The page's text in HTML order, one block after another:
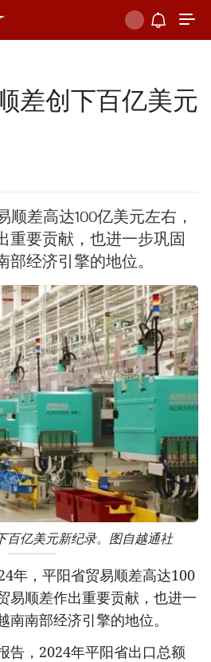
差创下百亿美元
顺差高达100亿美元左右，
重要贡献，也进一步巩固
经济引擎的地位。
百亿美元新纪录。图自越通社
年，平阳省贸易顺差高达100
易顺差作出重要贡献，也进一
南部经济引擎的地位。
告，2024年平阳省出口总额